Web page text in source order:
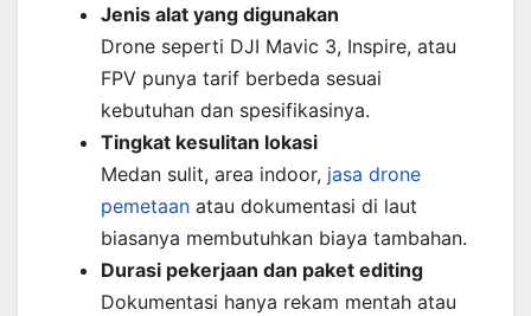
Jenis alat yang digunakan
Drone seperti DJI Mavic 3, Inspire, atau
FPV punya tarif berbeda sesuai
kebutuhan dan spesifikasinya.
Tingkat kesulitan lokasi
Medan sulit, area indoor, jasa drone
pemetaan atau dokumentasi di laut
biasanya membutuhkan biaya tambahan.
Durasi pekerjaan dan paket editing
Dokumentasi hanya rekam mentah atau